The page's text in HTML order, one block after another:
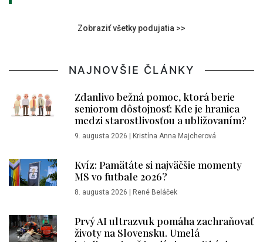
Zobraziť všetky podujatia >>
NAJNOVŠIE ČLÁNKY
Zdanlivo bežná pomoc, ktorá berie
seniorom dôstojnosť: Kde je hranica
medzi starostlivosťou a ubližovaním?
9. augusta 2026 | Kristína Anna Majcherová
Kvíz: Pamätáte si najväčšie momenty
MS vo futbale 2026?
8. augusta 2026 | René Beláček
Prvý AI ultrazvuk pomáha zachraňovať
životy na Slovensku. Umelá